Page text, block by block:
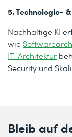
5. Technologie-
Nachhaltige KI
wie
IT-Architektur
Security und
Bleib auf